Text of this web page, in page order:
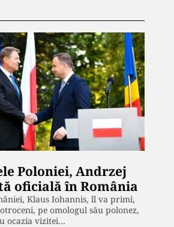
Poloniei, Andrzej
oficială în România
Klaus Iohannis, îl va primi,
pe omologul său polonez,
ocazia vizitei…